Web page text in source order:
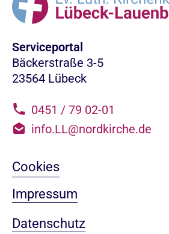
Serviceportal
Bäckerstraße 3-5
23564 Lübeck
0451 / 79 02-01
info.LL@nordkirche.de
Cookies
Impressum
Datenschutz